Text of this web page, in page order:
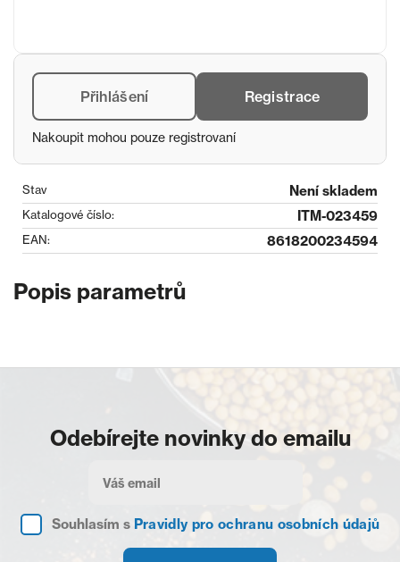
Přihlášení Registrace
Nakoupit mohou pouze registrovaní
Stav Není skladem
Katalogové číslo: ITM-023459
EAN: 8618200234594
Popis parametrů
Odebírejte novinky do emailu
Souhlasím s Pravidly pro ochranu osobních údajů